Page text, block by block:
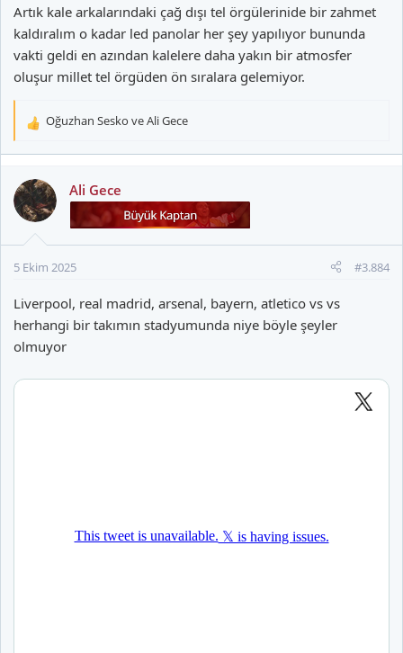
Artık kale arkalarındaki çağ dışı tel örgülerinide bir zahmet
kaldıralım o kadar led panolar her şey yapılıyor bununda
vakti geldi en azından kalelere daha yakın bir atmosfer
oluşur millet tel örgüden ön sıralara gelemiyor.
T
k
l
:
Oğuzhan Sesko veAli Gece
Ali Gece
5 Ekim 2025 #3.884
Liverpool, real madrid, arsenal, bayern, atletico vs vs
herhangi bir takımın stadyumunda niye böyle şeyler
olmuyor